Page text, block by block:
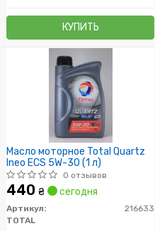
КУПИТЬ
Масло моторное Total Quartz
Ineo ECS 5W-30 (1 л)
0 отзывов
440 ₴ сегодня
Артикул:
216633
TOTAL